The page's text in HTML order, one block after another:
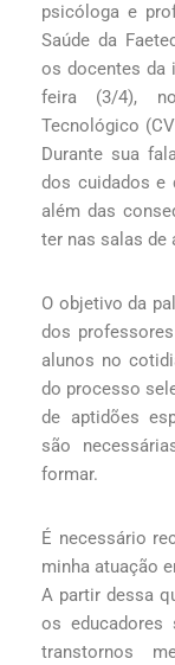
psicóloga e
Saúde da
os docentes da
feira (3/4),
Tecnológico
Durante sua
dos cuidados e
além das
ter nas salas de
O objetivo da
dos
alunos no
do processo
de aptidões
são
formar.
É necessário
minha atuação
A partir dessa
os
transtornos